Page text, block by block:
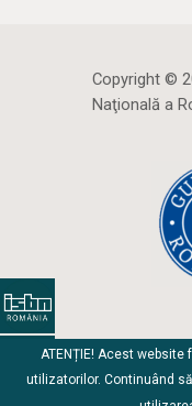
Copyright ©
Naţională a
ATENȚIE! Acest
utilizatorilor. Continuând